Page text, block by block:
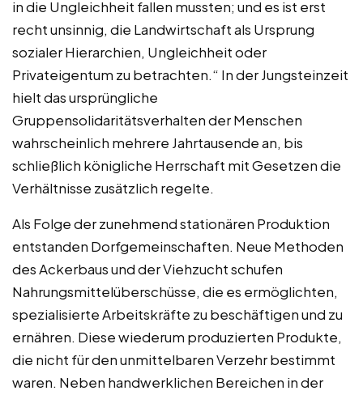
in die Ungleichheit fallen mussten; und es ist erst
recht unsinnig, die Landwirtschaft als Ursprung
sozialer Hierarchien, Ungleichheit oder
Privateigentum zu betrachten.“ In der Jungsteinzeit
hielt das ursprüngliche
Gruppensolidaritätsverhalten der Menschen
wahrscheinlich mehrere Jahrtausende an, bis
schließlich königliche Herrschaft mit Gesetzen die
Verhältnisse zusätzlich regelte.
Als Folge der zunehmend stationären Produktion
entstanden Dorfgemeinschaften. Neue Methoden
des Ackerbaus und der Viehzucht schufen
Nahrungsmittelüberschüsse, die es ermöglichten,
spezialisierte Arbeitskräfte zu beschäftigen und zu
ernähren. Diese wiederum produzierten Produkte,
die nicht für den unmittelbaren Verzehr bestimmt
waren. Neben handwerklichen Bereichen in der